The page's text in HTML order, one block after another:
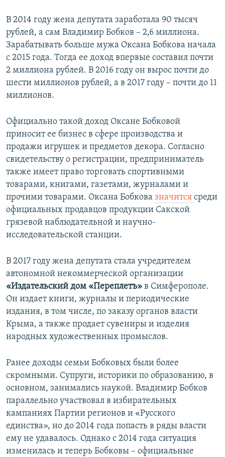
В 2014 году жена депутата заработала 90 тысяч
рублей, а сам Владимир Бобков – 2,6 миллиона.
Зарабатывать больше мужа Оксана Бобкова начала
с 2015 года. Тогда ее доход впервые составил почти
2 миллиона рублей. В 2016 году он вырос почти до
шести миллионов рублей, а в 2017 году – почти до 11
миллионов.
Официально такой доход Оксане Бобковой
приносит ее бизнес в сфере производства и
продажи игрушек и предметов декора. Согласно
свидетельству о регистрации, предприниматель
также имеет право торговать спортивными
товарами, книгами, газетами, журналами и
прочими товарами. Оксана Бобкова значится среди
официальных продавцов продукции Сакской
грязевой наблюдательной и научно-
исследовательской станции.
В 2017 году жена депутата стала учредителем
автономной некоммерческой организации
«Издательский дом «Переплетъ» в Симферополе.
Он издает книги, журналы и периодические
издания, в том числе, по заказу органов власти
Крыма, а также продает сувениры и изделия
народных художественных промыслов.
Ранее доходы семьи Бобковых были более
скромными. Супруги, историки по образованию, в
основном, занимались наукой. Владимир Бобков
параллельно участвовал в избирательных
кампаниях Партии регионов и «Русского
единства», но до 2014 года попасть в ряды власти
ему не удавалось. Однако с 2014 года ситуация
изменилась и теперь Бобковы – официальные